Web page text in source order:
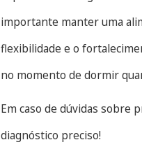
importante manter uma
flexibilidade e o
no momento de dormir
Em caso de dúvidas sobre
diagnóstico preciso!